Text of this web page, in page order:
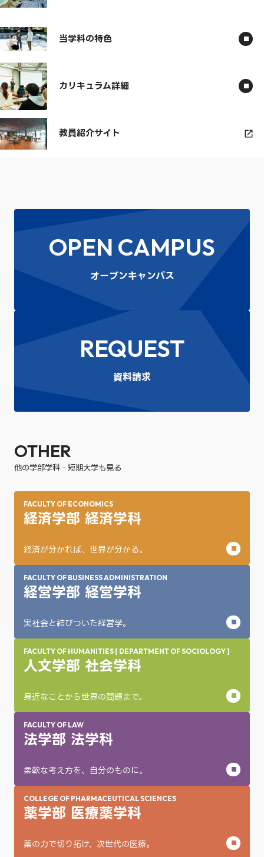
当学科の特色
カリキュラム詳細
教員紹介サイト
OPEN CAMPUS
オープンキャンパス
REQUEST
資料請求
OTHER
他の学部学科・短期大学も見る
FACULTY OF ECONOMICS
経済学部 経済学科
経済が分かれば、世界が分かる。
FACULTY OF BUSINESS ADMINISTRATION
経営学部 経営学科
実社会と結びついた経営学。
FACULTY OF HUMANITIES [ DEPARTMENT OF SOCIOLOGY ]
人文学部 社会学科
身近なことから世界の問題まで。
FACULTY OF LAW
法学部 法学科
柔軟な考え方を、自分のものに。
COLLEGE OF PHARMACEUTICAL SCIENCES
薬学部 医療薬学科
薬の力で切り拓け、次世代の医療。